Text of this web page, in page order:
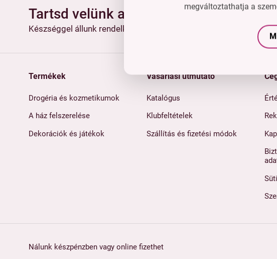
Tartsd velünk a kapcsolatot
Készséggel állunk rendelkezésedre, ha segítségre van szükséged.
Termékek
Drogéria és kozmetikumok
A ház felszerelése
Dekorációk és játékok
Vásárlási útmutató
Katalógus
Klubfeltételek
Szállítás és fizetési módok
Nálunk készpénzben vagy online fizethet
megváltoztathatja a